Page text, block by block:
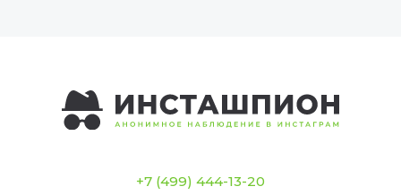
+7 (499) 444-13-20